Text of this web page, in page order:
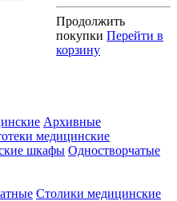
Продолжить
покупки Перейти в
корзину
Архивные
медицинские
шкафы Одностворчатые
Столики медицинские